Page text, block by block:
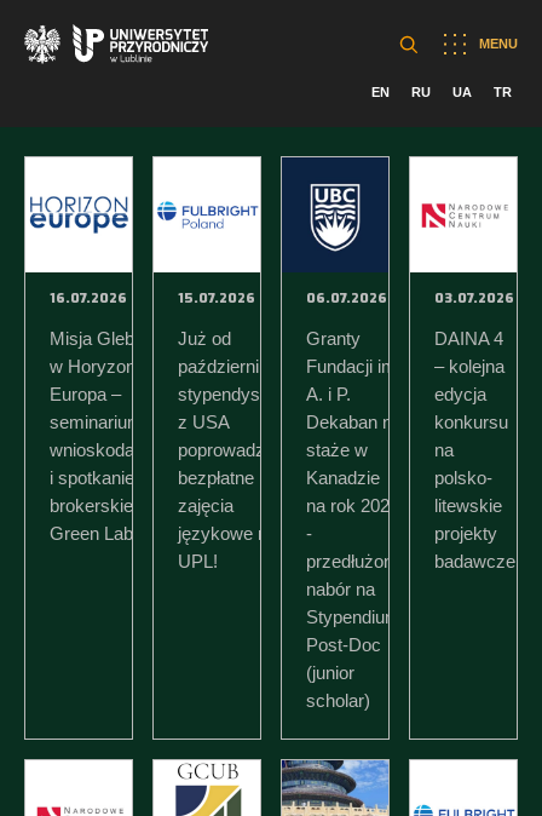
MENU
EN RU UA TR
16.07.2026
Misja Glebowa
w Horyzoncie
Europa –
seminarium dla
wnioskodawców
i spotkanie
brokerskie Blue-
Green Lab 2026
15.07.2026
Już od
października
stypendysta
z USA
poprowadzi
bezpłatne
zajęcia
językowe na
UPL!
06.07.2026
Granty
Fundacji im.
A. i P.
Dekaban na
staże w
Kanadzie
na rok 2027
-
przedłużony
nabór na
Stypendium
Post-Doc
(junior
scholar)
03.07.2026
DAINA 4
– kolejna
edycja
konkursu
na
polsko-
litewskie
projekty
badawcze